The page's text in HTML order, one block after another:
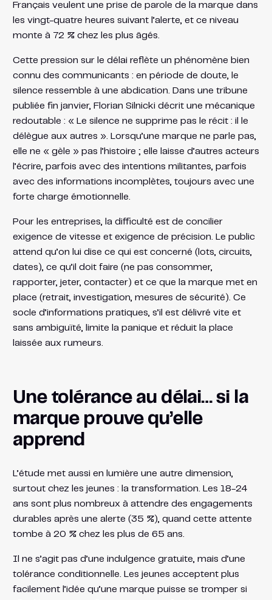
Français veulent une prise de parole de la marque dans
les vingt-quatre heures suivant l’alerte, et ce niveau
monte à 72 % chez les plus âgés.
Cette pression sur le délai reflète un phénomène bien
connu des communicants : en période de doute, le
silence ressemble à une abdication. Dans une tribune
publiée fin janvier, Florian Silnicki décrit une mécanique
redoutable : « Le silence ne supprime pas le récit : il le
délègue aux autres ». Lorsqu’une marque ne parle pas,
elle ne « gèle » pas l’histoire ; elle laisse d’autres acteurs
l’écrire, parfois avec des intentions militantes, parfois
avec des informations incomplètes, toujours avec une
forte charge émotionnelle.
Pour les entreprises, la difficulté est de concilier
exigence de vitesse et exigence de précision. Le public
attend qu’on lui dise ce qui est concerné (lots, circuits,
dates), ce qu’il doit faire (ne pas consommer,
rapporter, jeter, contacter) et ce que la marque met en
place (retrait, investigation, mesures de sécurité). Ce
socle d’informations pratiques, s’il est délivré vite et
sans ambiguïté, limite la panique et réduit la place
laissée aux rumeurs.
Une tolérance au délai… si la
marque prouve qu’elle
apprend
L’étude met aussi en lumière une autre dimension,
surtout chez les jeunes : la transformation. Les 18-24
ans sont plus nombreux à attendre des engagements
durables après une alerte (35 %), quand cette attente
tombe à 20 % chez les plus de 65 ans.
Il ne s’agit pas d’une indulgence gratuite, mais d’une
tolérance conditionnelle. Les jeunes acceptent plus
facilement l’idée qu’une marque puisse se tromper si